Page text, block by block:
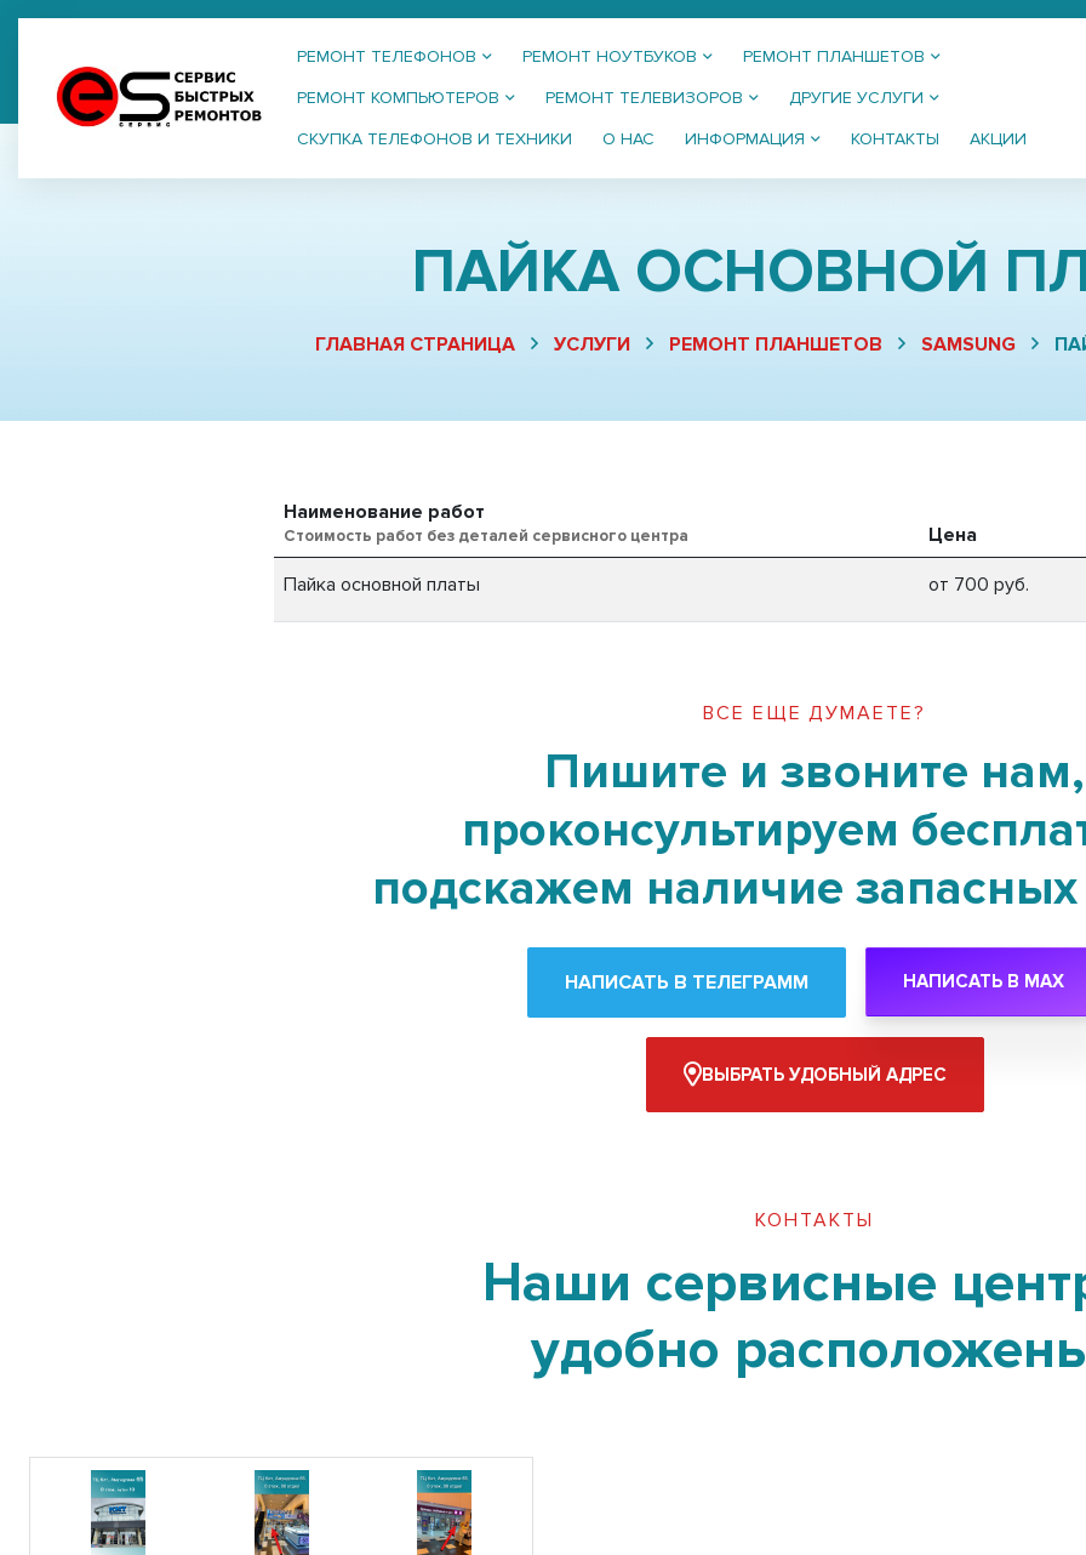
РЕМОНТ ТЕЛЕФОНОВ РЕМОНТ НОУТБУКОВ
РЕМОНТ ПЛАНШЕТОВ
РЕМОНТ КОМПЬЮТЕРОВ
РЕМОНТ ТЕЛЕВИЗОРОВ
ДРУГИЕ УСЛУГИ
СКУПКА ТЕЛЕФОНОВ И ТЕХНИКИ
О НАС ИНФОРМАЦИЯ КОНТАКТЫ АКЦИИ
ПАЙКА ОСНОВНОЙ
ГЛАВНАЯ СТРАНИЦА УСЛУГИ РЕМОНТ ПЛАНШЕТОВ SAMSUNG
Наименование работ
Стоимость работ без деталей сервисного центра Цена
Пайка основной платы от 700 руб.
ВСЕ ЕЩЕ ДУМАЕТЕ?
Пишите и звоните нам,
проконсультируем
подскажем наличие запасных
НАПИСАТЬ В ТЕЛЕГРАММ НАПИСАТЬ В MAX
ВЫБРАТЬ УДОБНЫЙ АДРЕС
КОНТАКТЫ
Наши сервисные
удобно